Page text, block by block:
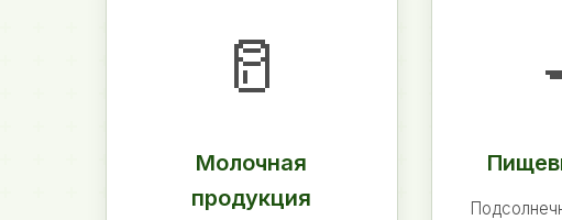
🥛
Молочная
продукция